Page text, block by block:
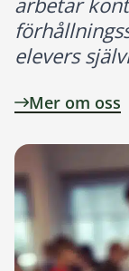
elevers
Mer om oss